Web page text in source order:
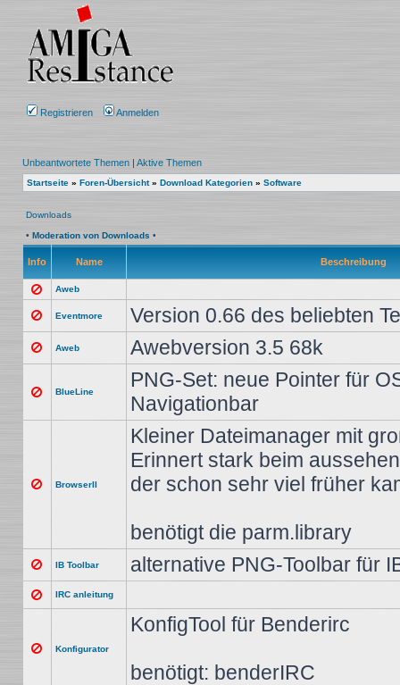
Registrieren Anmelden
Unbeantwortete Themen | Aktive Themen
Startseite » Foren-Übersicht» Download Kategorien » Software
Downloads
• Moderation von Downloads •
Info Name Beschreibung
Aweb
Eventmore Version 0.66 des beliebten
Aweb Awebversion 3.5 68k
BlueLine
PNG-Set: neue Pointer für
Navigationbar
BrowserII
Kleiner Dateimanager mit
Erinnert stark beim
der schon sehr viel früher
benötigt die parm.library
IB Toolbar alternative PNG-Toolbar für
IRC anleitung
Konfigurator
KonfigTool für Benderirc
benötigt: benderIRC